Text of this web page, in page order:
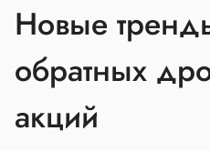
Новые
обратных
акций